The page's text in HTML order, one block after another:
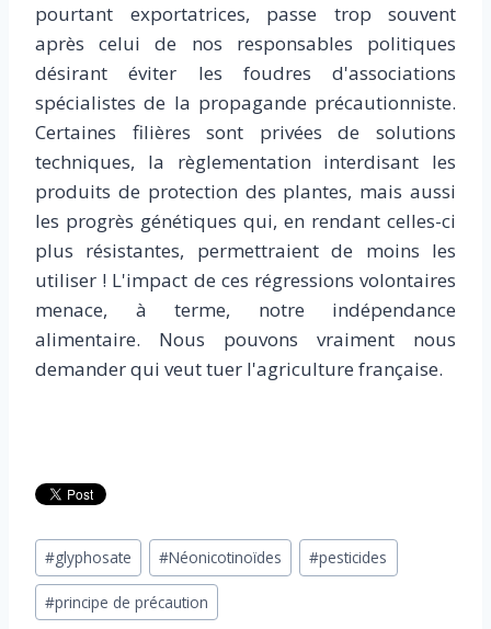
pourtant exportatrices, passe trop souvent
après celui de nos responsables politiques
désirant éviter les foudres d'associations
spécialistes de la propagande précautionniste.
Certaines filières sont privées de solutions
techniques, la règlementation interdisant les
produits de protection des plantes, mais aussi
les progrès génétiques qui, en rendant celles-ci
plus résistantes, permettraient de moins les
utiliser ! L'impact de ces régressions volontaires
menace, à terme, notre indépendance
alimentaire. Nous pouvons vraiment nous
demander qui veut tuer l'agriculture française.
Étiquettes
de
la
#glyphosate #Néonicotinoïdes #pesticides
#principe de précaution